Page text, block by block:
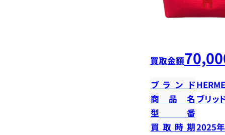
買取金額
ブランド
商品名 ブリッ
型番
買取時期2025